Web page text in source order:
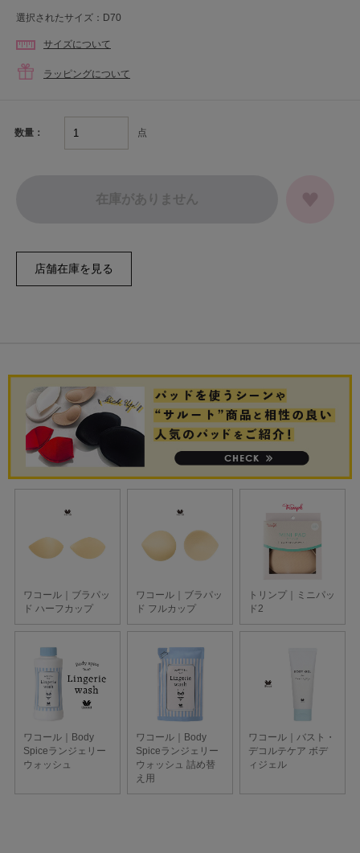
選択されたサイズ：D70
サイズについて
ラッピングについて
数量： 点
在庫がありません